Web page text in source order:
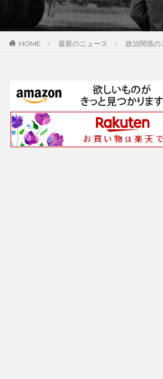
HOME 最新のニュース 政治関係の